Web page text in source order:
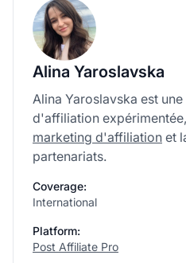
Alina Yaroslavska
Alina Yaroslavska est
d'affiliation
marketing d'affiliation et
partenariats.
Coverage:
International
Platform:
Post Affiliate Pro